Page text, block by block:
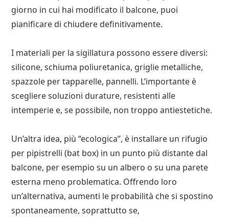
giorno in cui hai modificato il balcone, puoi
pianificare di chiudere definitivamente.
I materiali per la sigillatura possono essere diversi:
silicone, schiuma poliuretanica, griglie metalliche,
spazzole per tapparelle, pannelli. L’importante è
scegliere soluzioni durature, resistenti alle
intemperie e, se possibile, non troppo antiestetiche.
Un’altra idea, più “ecologica”, è installare un rifugio
per pipistrelli (bat box) in un punto più distante dal
balcone, per esempio su un albero o su una parete
esterna meno problematica. Offrendo loro
un’alternativa, aumenti le probabilità che si spostino
spontaneamente, soprattutto se,